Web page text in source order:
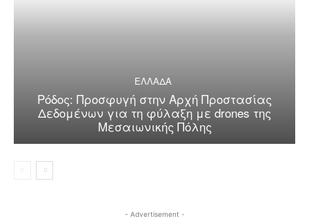
ΕΛΛΑΔΑ
Ρόδος: Προσφυγή στην Αρχή Προστασίας
Δεδομένων για τη φύλαξη με drones της
Μεσαιωνικής Πόλης
- Advertisement -